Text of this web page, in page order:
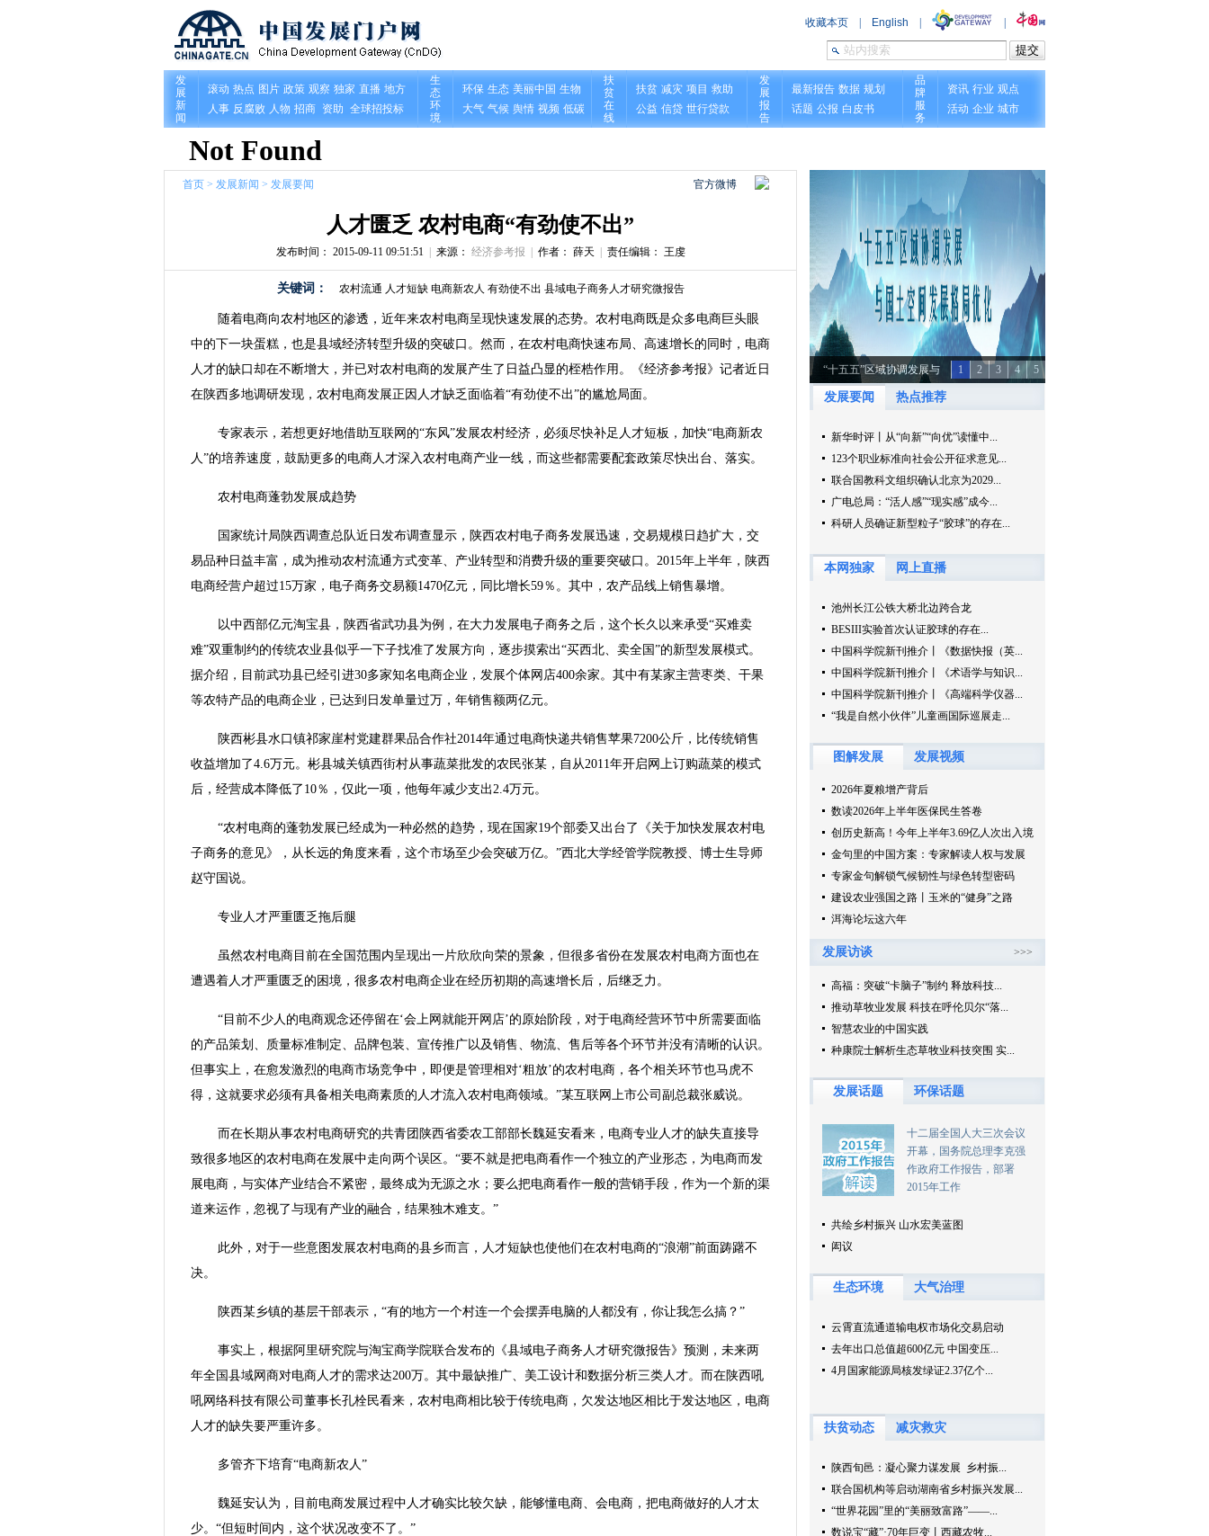
官方微博
首页 > 发展新闻 > 发展要闻
人才匮乏 农村电商“有劲使不出”
发布时间： 2015-09-11 09:51:51| 来源： 经济参考报 作者： 薛天 责任编辑： 王虔
关键词： 农村流通 人才短缺 电商新农人 有劲使不出 县域电子商务人才研究微报告
随着电商向农村地区的渗透，近年来农村电商呈现快速发展的态势。农村电商既是众多电商巨头眼
中的下一块蛋糕，也是县域经济转型升级的突破口。然而，在农村电商快速布局、高速增长的同时，电商
人才的缺口却在不断增大，并已对农村电商的发展产生了日益凸显的桎梏作用。《经济参考报》记者近日
在陕西多地调研发现，农村电商发展正因人才缺乏面临着“有劲使不出”的尴尬局面。
专家表示，若想更好地借助互联网的“东风”发展农村经济，必须尽快补足人才短板，加快“电商新农
人”的培养速度，鼓励更多的电商人才深入农村电商产业一线，而这些都需要配套政策尽快出台、落实。
农村电商蓬勃发展成趋势
国家统计局陕西调查总队近日发布调查显示，陕西农村电子商务发展迅速，交易规模日趋扩大，交
易品种日益丰富，成为推动农村流通方式变革、产业转型和消费升级的重要突破口。2015年上半年，陕西
电商经营户超过15万家，电子商务交易额1470亿元，同比增长59％。其中，农产品线上销售暴增。
以中西部亿元淘宝县，陕西省武功县为例，在大力发展电子商务之后，这个长久以来承受“买难卖
难”双重制约的传统农业县似乎一下子找准了发展方向，逐步摸索出“买西北、卖全国”的新型发展模式。
据介绍，目前武功县已经引进30多家知名电商企业，发展个体网店400余家。其中有某家主营枣类、干果
等农特产品的电商企业，已达到日发单量过万，年销售额两亿元。
陕西彬县水口镇祁家崖村党建群果品合作社2014年通过电商快递共销售苹果7200公斤，比传统销售
收益增加了4.6万元。彬县城关镇西街村从事蔬菜批发的农民张某，自从2011年开启网上订购蔬菜的模式
后，经营成本降低了10％，仅此一项，他每年减少支出2.4万元。
“农村电商的蓬勃发展已经成为一种必然的趋势，现在国家19个部委又出台了《关于加快发展农村电
子商务的意见》，从长远的角度来看，这个市场至少会突破万亿。”西北大学经管学院教授、博士生导师
赵守国说。
专业人才严重匮乏拖后腿
虽然农村电商目前在全国范围内呈现出一片欣欣向荣的景象，但很多省份在发展农村电商方面也在
遭遇着人才严重匮乏的困境，很多农村电商企业在经历初期的高速增长后，后继乏力。
“目前不少人的电商观念还停留在‘会上网就能开网店’的原始阶段，对于电商经营环节中所需要面临
的产品策划、质量标准制定、品牌包装、宣传推广以及销售、物流、售后等各个环节并没有清晰的认识。
但事实上，在愈发激烈的电商市场竞争中，即便是管理相对‘粗放’的农村电商，各个相关环节也马虎不
得，这就要求必须有具备相关电商素质的人才流入农村电商领域。”某互联网上市公司副总裁张威说。
而在长期从事农村电商研究的共青团陕西省委农工部部长魏延安看来，电商专业人才的缺失直接导
致很多地区的农村电商在发展中走向两个误区。“要不就是把电商看作一个独立的产业形态，为电商而发
展电商，与实体产业结合不紧密，最终成为无源之水；要么把电商看作一般的营销手段，作为一个新的渠
道来运作，忽视了与现有产业的融合，结果独木难支。”
此外，对于一些意图发展农村电商的县乡而言，人才短缺也使他们在农村电商的“浪潮”前面踌躇不
决。
陕西某乡镇的基层干部表示，“有的地方一个村连一个会摆弄电脑的人都没有，你让我怎么搞？”
事实上，根据阿里研究院与淘宝商学院联合发布的《县域电子商务人才研究微报告》预测，未来两
年全国县域网商对电商人才的需求达200万。其中最缺推广、美工设计和数据分析三类人才。而在陕西吼
吼网络科技有限公司董事长孔栓民看来，农村电商相比较于传统电商，欠发达地区相比于发达地区，电商
人才的缺失要严重许多。
多管齐下培育“电商新农人”
魏延安认为，目前电商发展过程中人才确实比较欠缺，能够懂电商、会电商，把电商做好的人才太
少。“但短时间内，这个状况改变不了。”